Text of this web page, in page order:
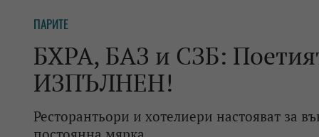
КРИПТО
БАНКИ
ПАРИТЕ
ЕНЕРГЕТИКА
ИМОТИ
ПАРИТЕ
БХРА, БАЗ и СЗБ:
ИЗПЪЛНЕН!
Ресторантьори и хотелиери настояват за